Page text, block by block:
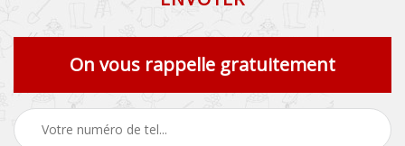
On vous rappelle gratuitement